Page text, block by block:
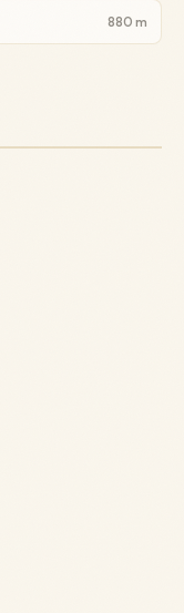
880 m